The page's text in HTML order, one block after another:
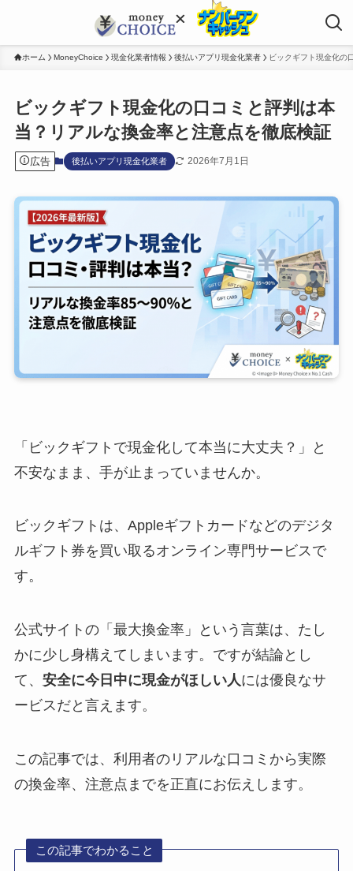
ホーム MoneyChoice 現金化業者情報 後払いアプリ現金化業者 ビックギフト現金化の
ビックギフト現金化の口コミと評判は本
当？リアルな換金率と注意点を徹底検証
広告 後払いアプリ現金化業者 2026年7月1日
「ビックギフトで現金化して本当に大丈夫？」と
不安なまま、手が止まっていませんか。
ビックギフトは、Appleギフトカードなどのデジタ
ルギフト券を買い取るオンライン専門サービスで
す。
公式サイトの「最大換金率」という言葉は、たし
かに少し身構えてしまいます。ですが結論とし
て、 安全に今日中に現金がほしい人には優良なサ
ービスだと言えます。
この記事では、利用者のリアルな口コミから実際
の換金率、注意点までを正直にお伝えします。
この記事でわかること